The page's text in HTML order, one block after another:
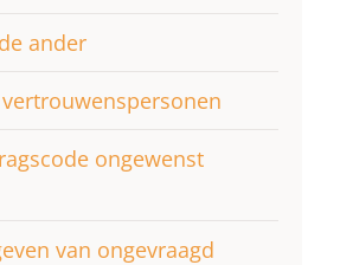
ander
ongewenst
van ongevraagd